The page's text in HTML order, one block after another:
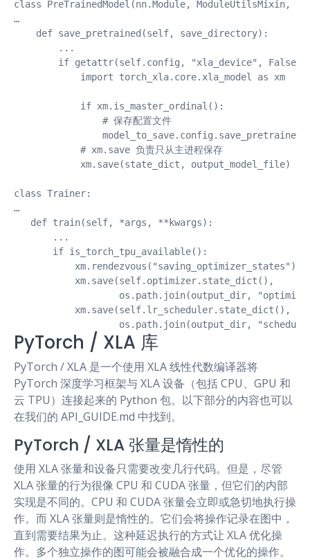
class PreTrainedModel(nn.Module, ModuleUtilsMixin,
…
    def save_pretrained(self, save_directory):
        ...
        if getattr(self.config, "xla_device", False):
            import torch_xla.core.xla_model as xm
            if xm.is_master_ordinal():
                # 保存配置文件
            # xm.save 负责只从主进程保存
            xm.save(state_dict, output_model_file)
class Trainer:
…
   def train(self, *args, **kwargs):
       ...
       if is_torch_tpu_available():
           xm.rendezvous("saving_optimizer_states")
           xm.save(self.optimizer.state_dict(),
os.path.join(output_dir,
           xm.save(self.lr_scheduler.state_dict(),
os.path.join(output_dir,
PyTorch / XLA 库
PyTorch / XLA 是一个使用 XLA 线性代数编译器将
PyTorch 深度学习框架与 XLA 设备（包括 CPU、GPU 和
云 TPU）连接起来的 Python 包。以下部分的内容也可以
在我们的 API_GUIDE.md 中找到。
PyTorch / XLA 张量是惰性的
使用 XLA 张量和设备只需要改变几行代码。但是，尽管
XLA 张量的行为很像 CPU 和 CUDA 张量，但它们的内部
实现是不同的。CPU 和 CUDA 张量会立即或急切地执行操
作。而 XLA 张量则是惰性的。它们会将操作记录在图中，
直到需要结果为止。这种延迟执行的方式让 XLA 优化操
作。多个独立操作的图可能会被融合成一个优化的操作。